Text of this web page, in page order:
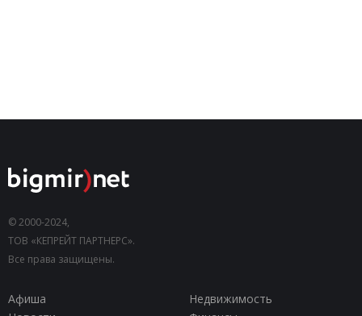
© 2000-2024,
ТОВ «КЕПРЕЙТ ПАРТНЕРС».
Все права защищены.
Афиша
Недвижимость